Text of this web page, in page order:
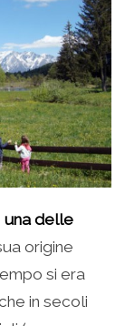
una delle
origine
si era
in secoli